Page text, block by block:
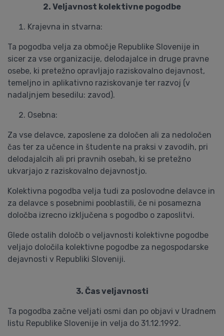
2. Veljavnost kolektivne pogodbe
Krajevna in stvarna:
Ta pogodba velja za območje Republike Slovenije in
sicer za vse organizacije, delodajalce in druge pravne
osebe, ki pretežno opravljajo raziskovalno dejavnost,
temeljno in aplikativno raziskovanje ter razvoj (v
nadaljnjem besedilu: zavod).
Osebna:
Za vse delavce, zaposlene za določen ali za nedoločen
čas ter za učence in študente na praksi v zavodih, pri
delodajalcih ali pri pravnih osebah, ki se pretežno
ukvarjajo z raziskovalno dejavnostjo.
Kolektivna pogodba velja tudi za poslovodne delavce in
za delavce s posebnimi pooblastili, če ni posamezna
določba izrecno izključena s pogodbo o zaposlitvi.
Glede ostalih določb o veljavnosti kolektivne pogodbe
veljajo določila kolektivne pogodbe za negospodarske
dejavnosti v Republiki Sloveniji.
3. Čas veljavnosti
Ta pogodba začne veljati osmi dan po objavi v Uradnem
listu Republike Slovenije in velja do 31.12.1992.